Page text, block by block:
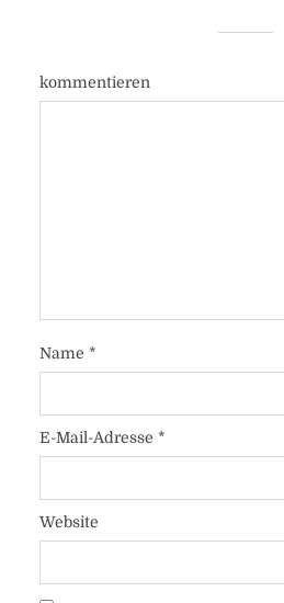
kommentieren
Name *
E-Mail-Adresse *
Website